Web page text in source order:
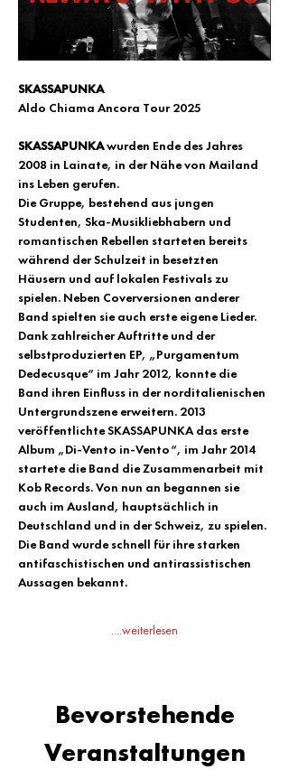
SKASSAPUNKA
Aldo Chiama Ancora Tour 2025
SKASSAPUNKA wurden Ende des Jahres
2008 in Lainate, in der Nähe von Mailand
ins Leben gerufen.
Die Gruppe, bestehend aus jungen
Studenten, Ska-Musikliebhabern und
romantischen Rebellen starteten bereits
während der Schulzeit in besetzten
Häusern und auf lokalen Festivals zu
spielen. Neben Coverversionen anderer
Band spielten sie auch erste eigene Lieder.
Dank zahlreicher Auftritte und der
selbstproduzierten EP, „Purgamentum
Dedecusque“ im Jahr 2012, konnte die
Band ihren Einfluss in der norditalienischen
Untergrundszene erweitern. 2013
veröffentlichte SKASSAPUNKA das erste
Album „Di-Vento in-Vento“, im Jahr 2014
startete die Band die Zusammenarbeit mit
Kob Records. Von nun an begannen sie
auch im Ausland, hauptsächlich in
Deutschland und in der Schweiz, zu spielen.
Die Band wurde schnell für ihre starken
antifaschistischen und antirassistischen
Aussagen bekannt.
....weiterlesen
Bevorstehende
Veranstaltungen